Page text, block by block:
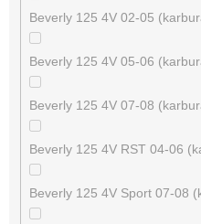
Beverly 125 4V 02-05
Beverly 125 4V 05-06
Beverly 125 4V 07-08
Beverly 125 4V RST 04-06
Beverly 125 4V Sport 07-08